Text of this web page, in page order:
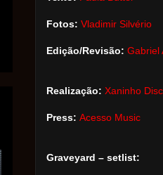
Fotos: Vladimir Silvério
Edição/Revisão: Gabriel
Realização: Xaninho
Press: Acesso Music
Graveyard – setlist: